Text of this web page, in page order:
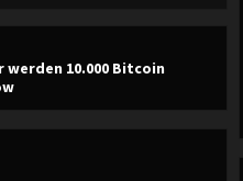
werden 10.000 Bitcoin